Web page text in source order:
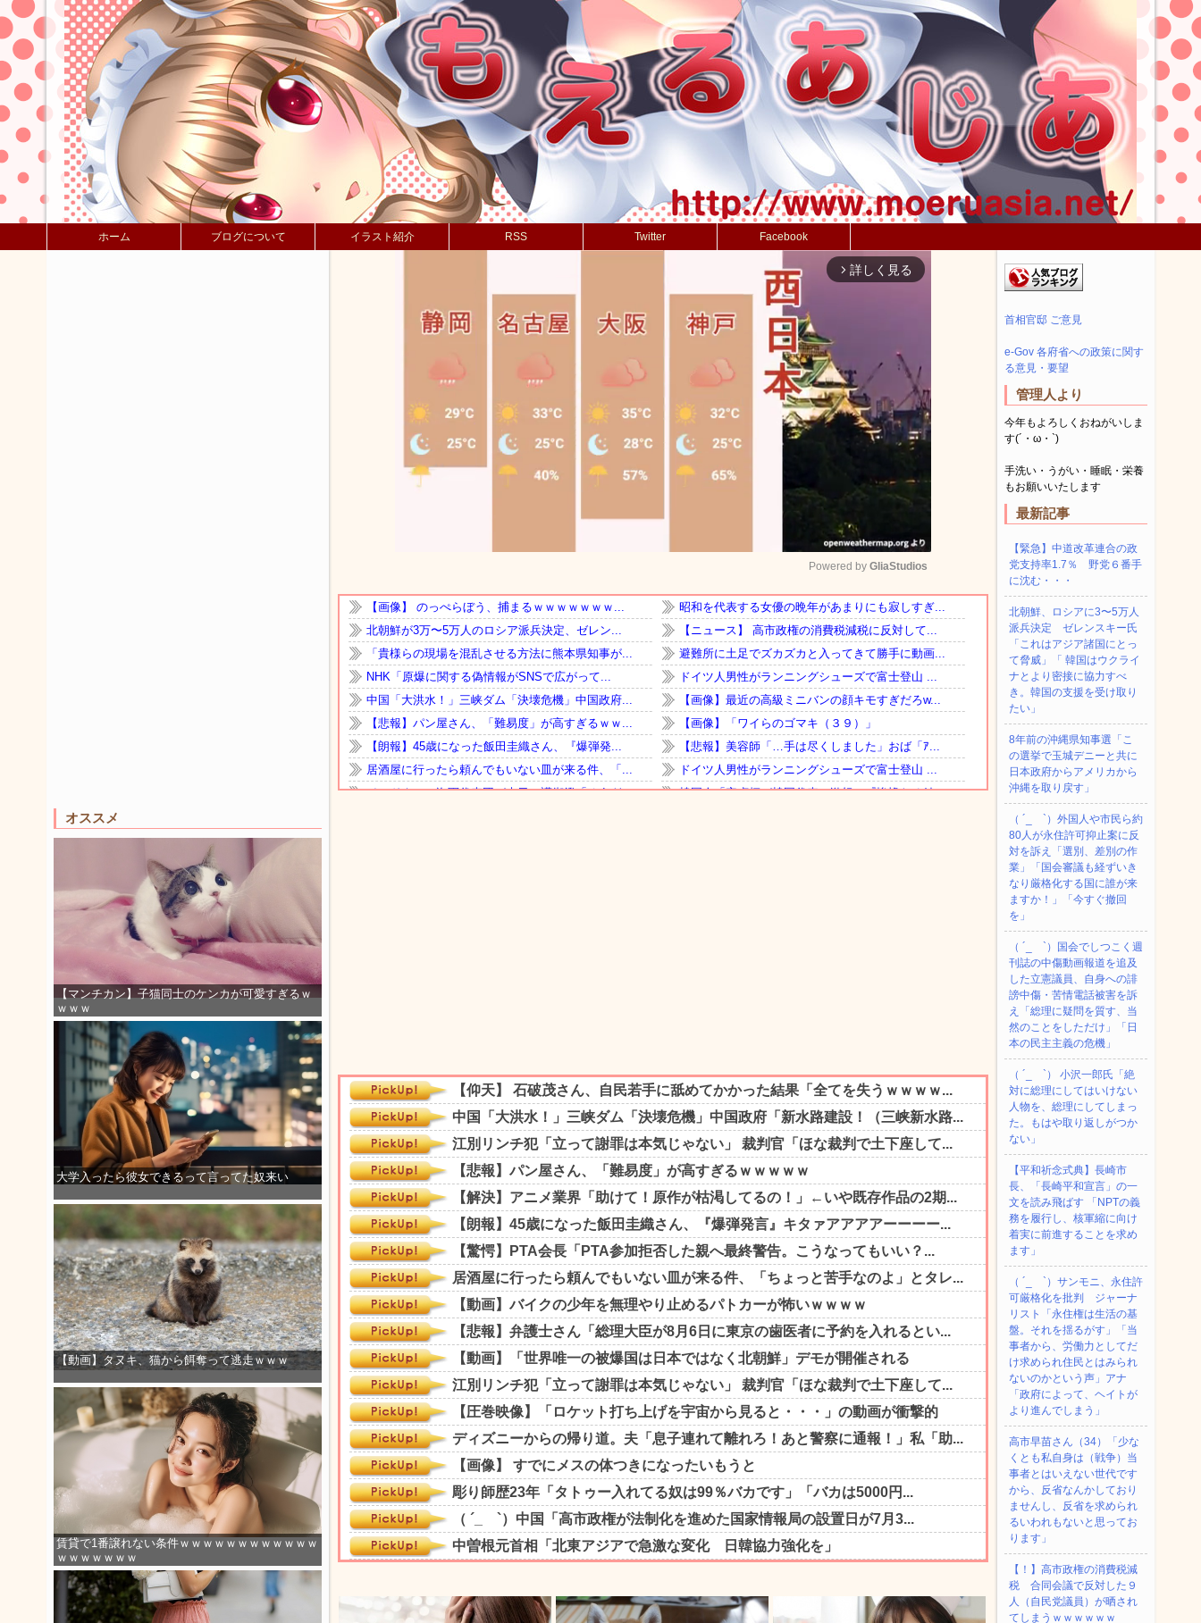
ホーム ブログについて イラスト紹介 RSS Twitter Facebook
オススメ
【マンチカン】子猫同士のケンカが可愛すぎるｗ
ｗｗｗ
大学入ったら彼女できるって言ってた奴来い
【動画】タヌキ、猫から餌奪って逃走ｗｗｗ
賃貸で1番譲れない条件ｗｗｗｗｗｗｗｗｗｗｗｗ
ｗｗｗｗｗｗｗ
arrow_forward_ios 詳しく見る
Mute
Powered by GliaStudios
首相官邸 ご意見
e-Gov 各府省への政策に関す
る意見・要望
管理人より
今年もよろしくおねがいしま
す(´・ω・`)
手洗い・うがい・睡眠・栄養
もお願いいたします
最新記事
【緊急】中道改革連合の政
党支持率1.7％ 野党６番手
に沈む・・・
北朝鮮、ロシアに3〜5万人
派兵決定 ゼレンスキー氏
「これはアジア諸国にとっ
て脅威」「 韓国はウクライ
ナとより密接に協力すべ
き。韓国の支援を受け取り
たい」
8年前の沖縄県知事選「こ
の選挙で玉城デニーと共に
日本政府からアメリカから
沖縄を取り戻す」
（ ´_ゝ`）外国人や市民ら約
80人が永住許可抑止案に反
対を訴え「選別、差別の作
業」「国会審議も経ずいき
なり厳格化する国に誰が来
ますか！」「今すぐ撤回
を」
（ ´_ゝ`）国会でしつこく週
刊誌の中傷動画報道を追及
した立憲議員、自身への誹
謗中傷・苦情電話被害を訴
え「総理に疑問を質す、当
然のことをしただけ」「日
本の民主主義の危機」
（ ´_ゝ`） 小沢一郎氏「絶
対に総理にしてはいけない
人物を、総理にしてしまっ
た。もはや取り返しがつか
ない」
【平和祈念式典】長崎市
長、「長崎平和宣言」の一
文を読み飛ばす 「NPTの義
務を履行し、核軍縮に向け
着実に前進することを求め
ます」
（ ´_ゝ`）サンモニ、永住許
可厳格化を批判 ジャーナ
リスト「永住権は生活の基
盤。それを揺るがす」「当
事者から、労働力としてだ
け求められ住民とはみられ
ないのかという声」アナ
「政府によって、ヘイトが
より進んでしまう」
高市早苗さん（34）「少な
くとも私自身は（戦争）当
事者とはいえない世代です
から、反省なんかしており
ませんし、反省を求められ
るいわれもないと思ってお
ります」
【！】高市政権の消費税減
税 合同会議で反対した９
人（自民党議員）が晒され
てしまうｗｗｗｗｗｗ